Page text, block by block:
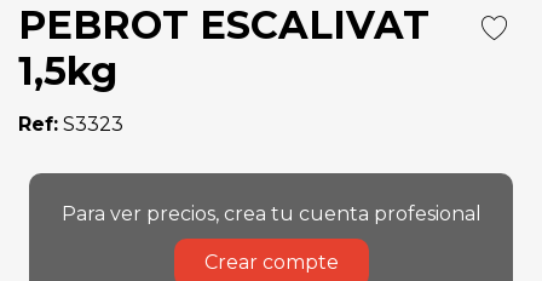
PEBROT ESCALIVAT
1,5kg
Ref: S3323
Para ver precios, crea tu cuenta profesional
Crear compte